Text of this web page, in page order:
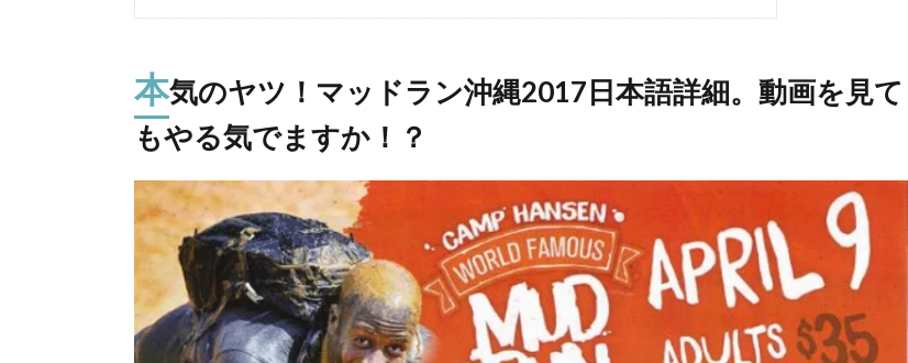
本気のヤツ！マッドラン沖縄2017日本語詳細。動画を見て
もやる気でますか！？